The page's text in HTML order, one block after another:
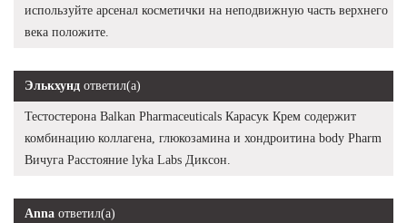
используйте арсенал косметички на неподвижную часть верхнего
века положите.
Элькхунд ответил(а)
Тестостерона Balkan Pharmaceuticals Карасук Крем содержит
комбинацию коллагена, глюкозамина и хондроитина body Pharm
Вичуга Расстояние lyka Labs Диксон.
Anna ответил(а)